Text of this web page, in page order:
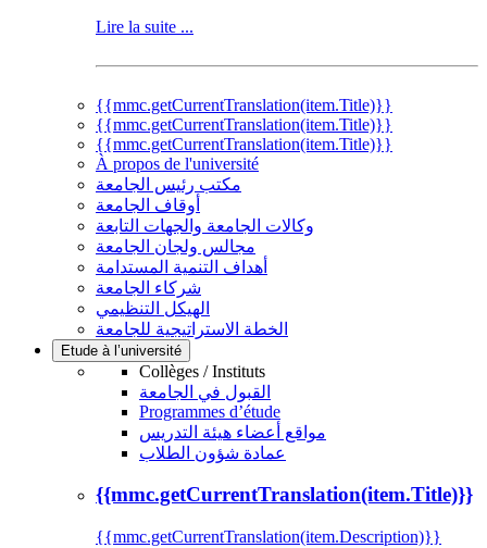
Lire la suite ...
{{mmc.getCurrentTranslation(item.Title)}}
{{mmc.getCurrentTranslation(item.Title)}}
{{mmc.getCurrentTranslation(item.Title)}}
À propos de l'université
مكتب رئيس الجامعة
أوقاف الجامعة
وكالات الجامعة والجهات التابعة
مجالس ولجان الجامعة
أهداف التنمية المستدامة
شركاء الجامعة
الهيكل التنظيمي
الخطة الاستراتيجية للجامعة
Etude à l’université
Collèges / Instituts
القبول في الجامعة
Programmes d’étude
مواقع أعضاء هيئة التدريس
عمادة شؤون الطلاب
{{mmc.getCurrentTranslation(item.Title)}}
{{mmc.getCurrentTranslation(item.Description)}}